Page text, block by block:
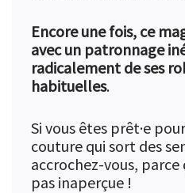
Encore une fois, ce
avec un patronnage
radicalement de ses
habituelles.
Si vous êtes prêt·e
couture qui sort des
accrochez-vous,
pas inaperçue !